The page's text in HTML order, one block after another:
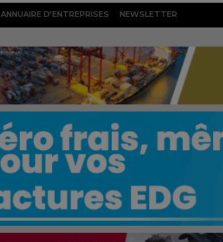
ANNUAIRE D’ENTREPRISES NEWSLETTER